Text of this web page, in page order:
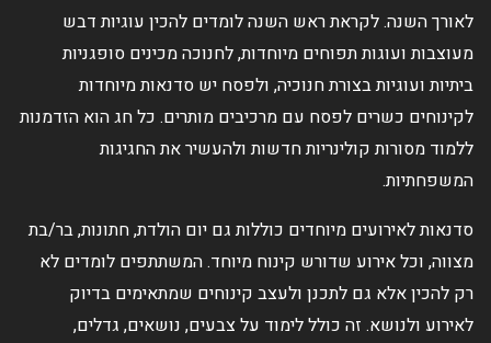
לאורך השנה. לקראת ראש השנה לומדים להכין עוגיות דבש
מעוצבות ועוגות תפוחים מיוחדות, לחנוכה מכינים סופגניות
ביתיות ועוגיות בצורת חנוכיה, ולפסח יש סדנאות מיוחדות
לקינוחים כשרים לפסח עם מרכיבים מותרים. כל חג הוא הזדמנות
ללמוד מסורות קולינריות חדשות ולהעשיר את החגיגות
המשפחתיות.
סדנאות לאירועים מיוחדים כוללות גם יום הולדת, חתונות, בר/בת
מצווה, וכל אירוע שדורש קינוח מיוחד. המשתתפים לומדים לא
רק להכין אלא גם לתכנן ולעצב קינוחים שמתאימים בדיוק
לאירוע ולנושא. זה כולל לימוד על צבעים, נושאים, גדלים,